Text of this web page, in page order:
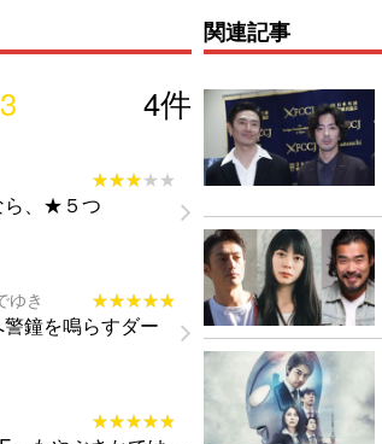
4件
★★★★★
★★★★★
ら、★５つ
ゆき ★★★★★
★★★★★
鐘を鳴らすダー
★★★★★
★★★★★
関連記事